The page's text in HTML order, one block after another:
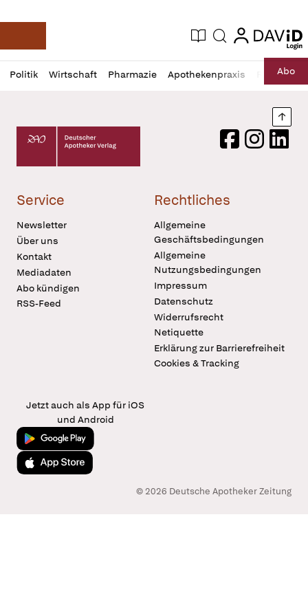
Deutsche Apotheker Zeitung
Aktuelle Ausgabe
Suche login
login
Politik Wirtschaft Pharmazie Apothekenpraxis RechtAbo
Profil
öffnen
Daz
Pur
Deutscher Apotheker Verlag Logo
FacebookInstagram
Service
Newsletter
Über uns
Kontakt
Mediadaten
Abo kündigen
RSS-Feed
Rechtliches
Allgemeine
Geschäftsbedingungen
Allgemeine
Nutzungsbedingungen
Impressum
Datenschutz
Widerrufsrecht
Netiquette
Erklärung zur Barrierefreiheit
Cookies & Tracking
Jetzt auch als App für iOS
und Android
Jetzt bei Google Play
Laden im App Store
© 2026 Deutsche Apotheker Zeitung